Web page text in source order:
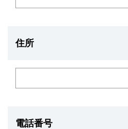
住所
電話番号